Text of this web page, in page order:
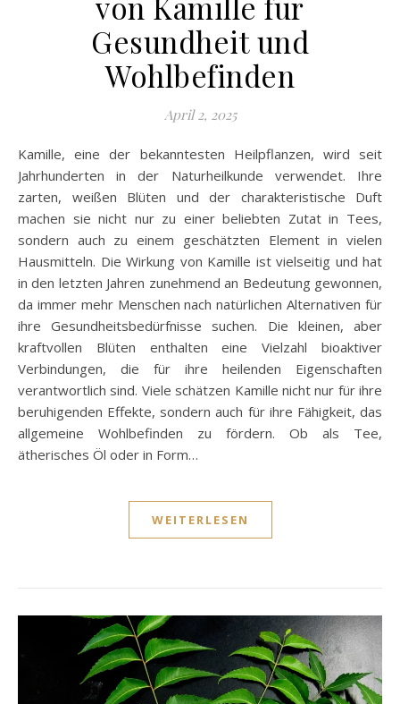
Gesundheit und
Wohlbefinden
April 2, 2025
Kamille, eine der bekanntesten Heilpflanzen, wird seit
Jahrhunderten in der Naturheilkunde verwendet. Ihre
zarten, weißen Blüten und der charakteristische Duft
machen sie nicht nur zu einer beliebten Zutat in Tees,
sondern auch zu einem geschätzten Element in vielen
Hausmitteln. Die Wirkung von Kamille ist vielseitig und hat
in den letzten Jahren zunehmend an Bedeutung gewonnen,
da immer mehr Menschen nach natürlichen Alternativen für
ihre Gesundheitsbedürfnisse suchen. Die kleinen, aber
kraftvollen Blüten enthalten eine Vielzahl bioaktiver
Verbindungen, die für ihre heilenden Eigenschaften
verantwortlich sind. Viele schätzen Kamille nicht nur für ihre
beruhigenden Effekte, sondern auch für ihre Fähigkeit, das
allgemeine Wohlbefinden zu fördern. Ob als Tee,
ätherisches Öl oder in Form…
WEITERLESEN